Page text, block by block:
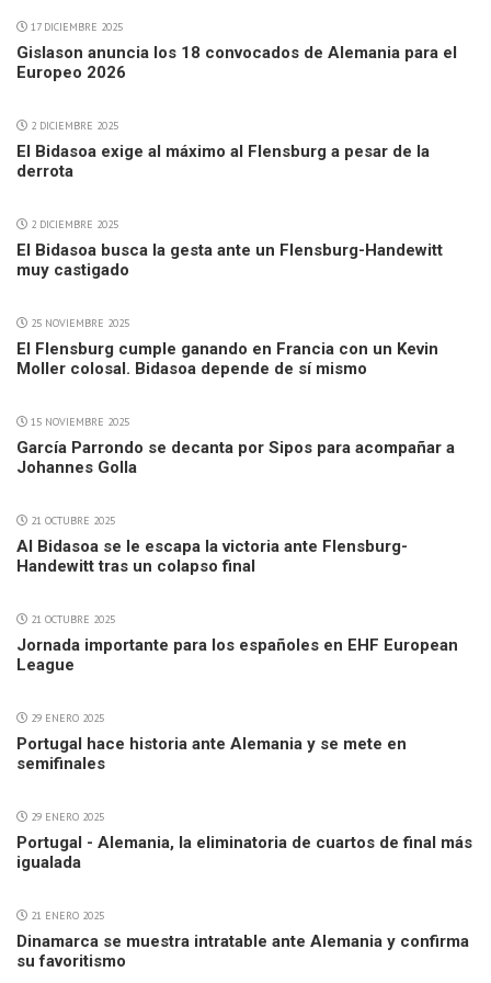
17 DICIEMBRE 2025
Gislason anuncia los 18 convocados de Alemania para el
Europeo 2026
2 DICIEMBRE 2025
El Bidasoa exige al máximo al Flensburg a pesar de la
derrota
2 DICIEMBRE 2025
El Bidasoa busca la gesta ante un Flensburg-Handewitt
muy castigado
25 NOVIEMBRE 2025
El Flensburg cumple ganando en Francia con un Kevin
Moller colosal. Bidasoa depende de sí mismo
15 NOVIEMBRE 2025
García Parrondo se decanta por Sipos para acompañar a
Johannes Golla
21 OCTUBRE 2025
Al Bidasoa se le escapa la victoria ante Flensburg-
Handewitt tras un colapso final
21 OCTUBRE 2025
Jornada importante para los españoles en EHF European
League
29 ENERO 2025
Portugal hace historia ante Alemania y se mete en
semifinales
29 ENERO 2025
Portugal - Alemania, la eliminatoria de cuartos de final más
igualada
21 ENERO 2025
Dinamarca se muestra intratable ante Alemania y confirma
su favoritismo